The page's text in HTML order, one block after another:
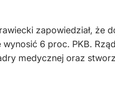
zapowiedział,
6 proc. PKB.
medycznej oraz